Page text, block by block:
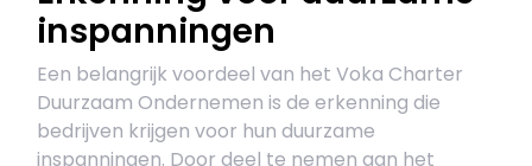
inspanningen
Een belangrijk voordeel van het Voka Charter
Duurzaam Ondernemen is de erkenning die
bedrijven krijgen voor hun duurzame
inspanningen. Door deel te nemen aan het